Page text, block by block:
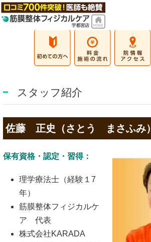
スタッフ紹介
佐藤 正史（さとう まさふみ）
保有資格・認定・習得：
理学療法士（経験１7
年）
筋膜整体フィジカルケ
ア 代表
株式会社KARADA